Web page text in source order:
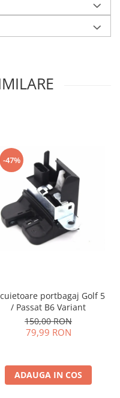
-47%
portbagaj Golf 5
/ Passat B6 Variant
150,00 RON
79,99 RON
ADAUGA IN COS